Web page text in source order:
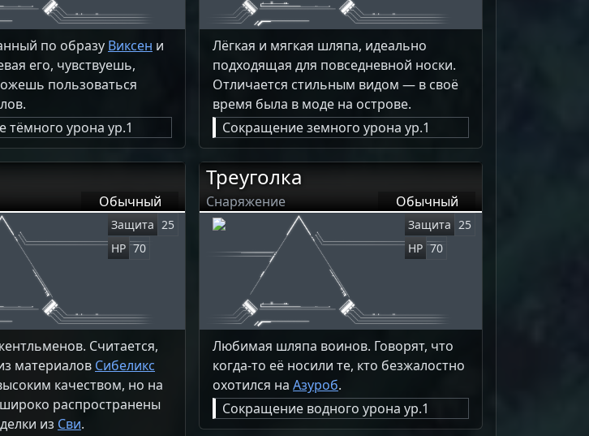
по образу Виксен и
его, чувствуешь,
пользоваться
тёмного урона ур.1
Лёгкая и мягкая шляпа, идеально
подходящая для повседневной носки.
Отличается стильным видом — в своё
время была в моде на острове.
Сокращение земного урона ур.1
Обычный
Защита 25
HP 70
Считается,
материалов Сибеликс
качеством, но на
распространены
из Сви.
Треуголка
Снаряжение Обычный
Защита 25
HP 70
Любимая шляпа воинов. Говорят, что
когда-то её носили те, кто безжалостно
охотился на Азуроб.
Сокращение водного урона ур.1